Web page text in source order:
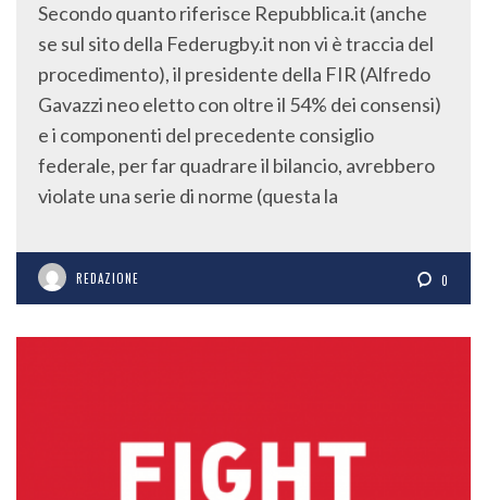
Secondo quanto riferisce Repubblica.it (anche
se sul sito della Federugby.it non vi è traccia del
procedimento), il presidente della FIR (Alfredo
Gavazzi neo eletto con oltre il 54% dei consensi)
e i componenti del precedente consiglio
federale, per far quadrare il bilancio, avrebbero
violate una serie di norme (questa la
REDAZIONE 0